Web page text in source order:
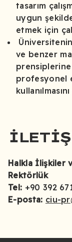
tasarım
uygun
etmek için
ve benzer
prensiplerine
profesyonel
Halkla İlişkiler
Rektörlük
Tel: +90 392
E-posta: ciu-